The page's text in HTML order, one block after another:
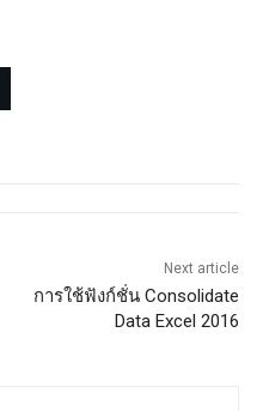
Next article
การใช้ฟังก์ชั่น Consolidate
Data Excel 2016